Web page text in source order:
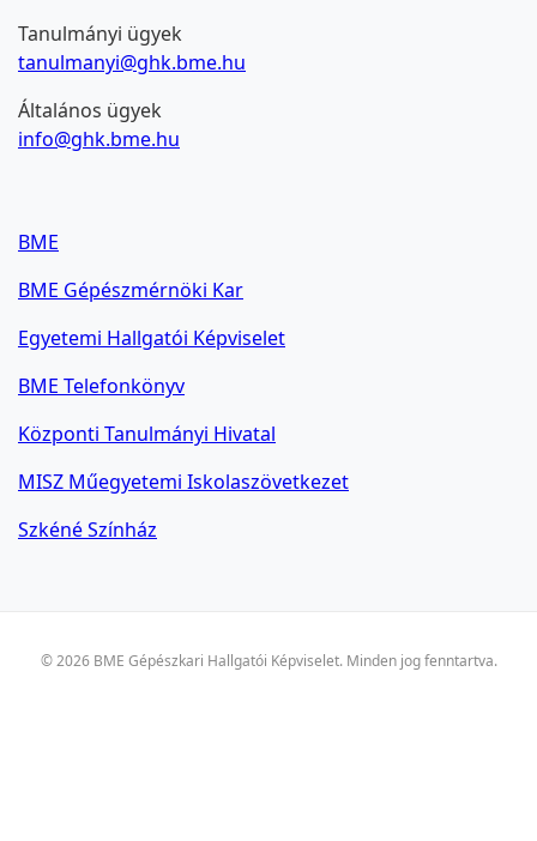
Tanulmányi ügyek
tanulmanyi@ghk.bme.hu
Általános ügyek
info@ghk.bme.hu
BME
BME Gépészmérnöki Kar
Egyetemi Hallgatói Képviselet
BME Telefonkönyv
Központi Tanulmányi Hivatal
MISZ Műegyetemi Iskolaszövetkezet
Szkéné Színház
© 2026 BME Gépészkari Hallgatói Képviselet. Minden jog fenntartva.